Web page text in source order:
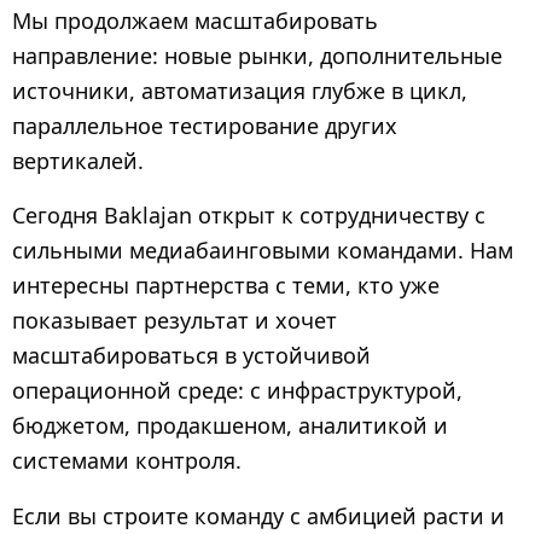
Мы продолжаем масштабировать
направление: новые рынки, дополнительные
источники, автоматизация глубже в цикл,
параллельное тестирование других
вертикалей.
Сегодня Baklajan открыт к сотрудничеству с
сильными медиабаинговыми командами. Нам
интересны партнерства с теми, кто уже
показывает результат и хочет
масштабироваться в устойчивой
операционной среде: с инфраструктурой,
бюджетом, продакшеном, аналитикой и
системами контроля.
Если вы строите команду с амбицией расти и